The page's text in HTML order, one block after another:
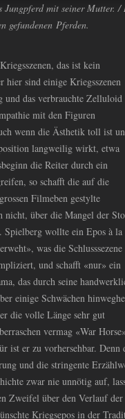
Jungpferd mit seiner Mutter. /
gefundenen Pferden.
das ist kein
hier sind einige Kriegsszenen
und das verbrauchte Zelluloid
mit den Figuren
wenn die Ästhetik toll ist
langweilig wirkt, etwa
die Reiter durch ein
so schafft die auf die
Filmeben gestylte
nicht, über die Mangel der
Spielberg wollte ein Epos à la
was die Schlusssezene
und schafft «nur» ein
das durch seine
einige Schwächen
die volle Länge sehr gut
vermag «War Horse»
ist er zu vorhersehbar. Denn
und die stringente
zwar nie unnötig auf,
Zweifel über den Verlauf der
Kriegsepos in der